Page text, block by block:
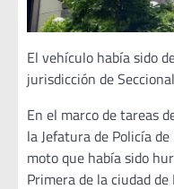
El vehículo había sido
jurisdicción de
En el marco de tareas
la Jefatura de Policía
moto que había sido
Primera de la ciudad de